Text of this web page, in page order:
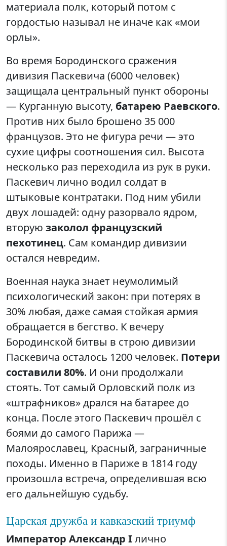
материала полк, который потом с
гордостью называл не иначе как «мои
орлы».
Во время Бородинского сражения
дивизия Паскевича (6000 человек)
защищала центральный пункт обороны
— Курганную высоту, батарею Раевского.
Против них было брошено 35 000
французов. Это не фигура речи — это
сухие цифры соотношения сил. Высота
несколько раз переходила из рук в руки.
Паскевич лично водил солдат в
штыковые контратаки. Под ним убили
двух лошадей: одну разорвало ядром,
вторую заколол французский
пехотинец. Сам командир дивизии
остался невредим.
Военная наука знает неумолимый
психологический закон: при потерях в
30% любая, даже самая стойкая армия
обращается в бегство. К вечеру
Бородинской битвы в строю дивизии
Паскевича осталось 1200 человек. Потери
составили 80%. И они продолжали
стоять. Тот самый Орловский полк из
«штрафников» дрался на батарее до
конца. После этого Паскевич прошёл с
боями до самого Парижа —
Малоярославец, Красный, заграничные
походы. Именно в Париже в 1814 году
произошла встреча, определившая всю
его дальнейшую судьбу.
Царская дружба и кавказский триумф
Император Александр Iлично